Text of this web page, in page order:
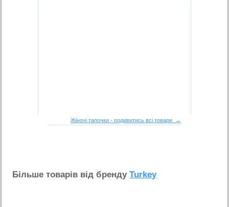
Жіночі тапочки - подивитись всі товари →
Бiльше товарiв вiд брендуTurkey